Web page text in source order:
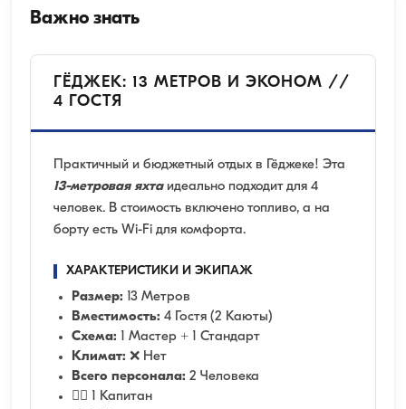
Важно знать
ГЁДЖЕК: 13 МЕТРОВ И ЭКОНОМ //
4 ГОСТЯ
Практичный и бюджетный отдых в Гёджеке! Эта
13-метровая яхтаидеально подходит для 4
человек. В стоимость включено топливо, а на
борту есть Wi-Fi для комфорта.
ХАРАКТЕРИСТИКИ И ЭКИПАЖ
Размер: 13 Метров
Вместимость: 4 Гостя (2 Каюты)
Схема: 1 Мастер + 1 Стандарт
Климат: ❌ Нет
Всего персонала: 2 Человека
👨‍✈️ 1 Капитан